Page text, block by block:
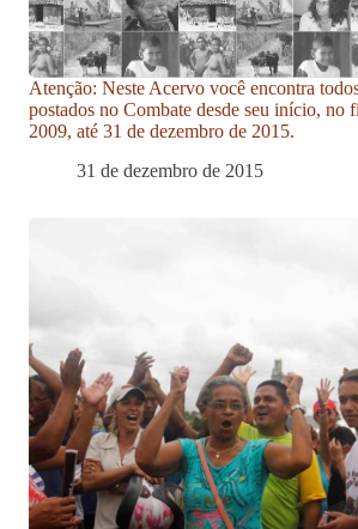
Atenção: Neste Acervo você encontra
postados no Combate desde seu início, no
2009, até 31 de dezembro de 2015.
31 de dezembro de 2015